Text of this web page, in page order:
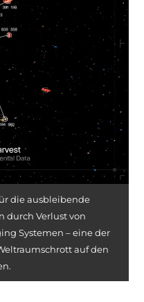
die ausbleibende
durch Verlust von
Systemen – eine der
auf den